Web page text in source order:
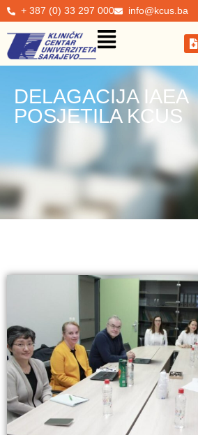
+ 387 (0) 33 297 000 info@kcus.ba
DELAGACIJA IAEA
POSJETILA KCUS